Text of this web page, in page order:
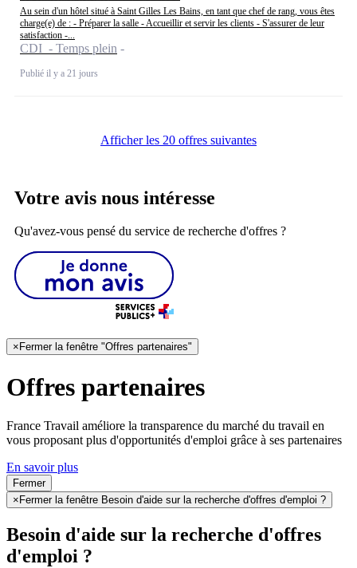
Au sein d'un hôtel situé à Saint Gilles Les Bains, en tant que chef de rang, vous êtes
charge(e) de : - Préparer la salle - Accueillir et servir les clients - S'assurer de leur
satisfaction -...
CDI - Temps plein
Publié il y a 21 jours
Afficher les 20 offres suivantes
Votre avis nous intéresse
Qu'avez-vous pensé du service de recherche d'offres ?
× Fermer la fenêtre "Offres partenaires"
Offres partenaires
France Travail améliore la transparence du marché du travail en
vous proposant plus d'opportunités d'emploi grâce à ses partenaires
En savoir plus
Fermer
× Fermer la fenêtre Besoin d'aide sur la recherche d'offres d'emploi ?
Besoin d'aide sur la recherche d'offres
d'emploi ?